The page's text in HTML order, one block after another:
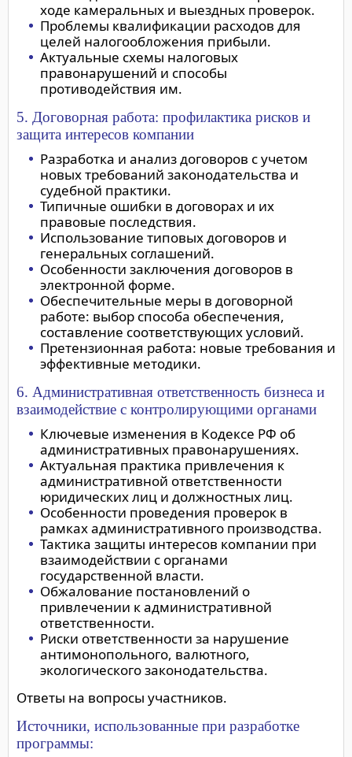
ходе камеральных и выездных проверок.
Проблемы квалификации расходов для
целей налогообложения прибыли.
Актуальные схемы налоговых
правонарушений и способы
противодействия им.
5. Договорная работа: профилактика рисков и
защита интересов компании
Разработка и анализ договоров с учетом
новых требований законодательства и
судебной практики.
Типичные ошибки в договорах и их
правовые последствия.
Использование типовых договоров и
генеральных соглашений.
Особенности заключения договоров в
электронной форме.
Обеспечительные меры в договорной
работе: выбор способа обеспечения,
составление соответствующих условий.
Претензионная работа: новые требования и
эффективные методики.
6. Административная ответственность бизнеса и
взаимодействие с контролирующими органами
Ключевые изменения в Кодексе РФ об
административных правонарушениях.
Актуальная практика привлечения к
административной ответственности
юридических лиц и должностных лиц.
Особенности проведения проверок в
рамках административного производства.
Тактика защиты интересов компании при
взаимодействии с органами
государственной власти.
Обжалование постановлений о
привлечении к административной
ответственности.
Риски ответственности за нарушение
антимонопольного, валютного,
экологического законодательства.
Ответы на вопросы участников.
Источники, использованные при разработке
программы: